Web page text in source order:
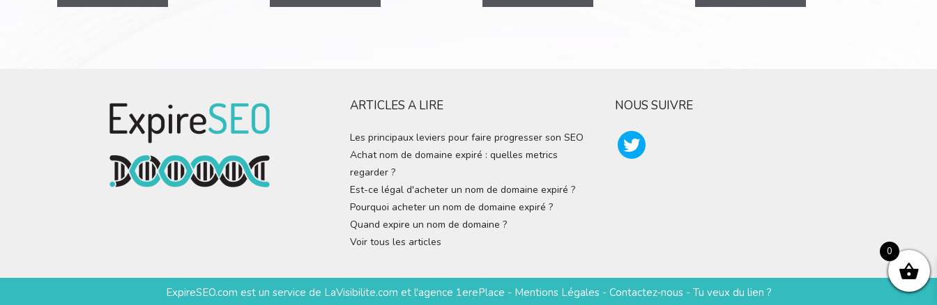
ARTICLES A LIRE
Les principaux leviers pour faire progresser son SEO
Achat nom de domaine expiré : quelles metrics
regarder ?
Est-ce légal d'acheter un nom de domaine expiré ?
Pourquoi acheter un nom de domaine expiré ?
Quand expire un nom de domaine ?
Voir tous les articles
NOUS SUIVRE
ExpireSEO.com est un service de LaVisibilite.com etl'agence 1erePlace - Mentions Légales- Contactez-nous- Tu veux du lien ?
0